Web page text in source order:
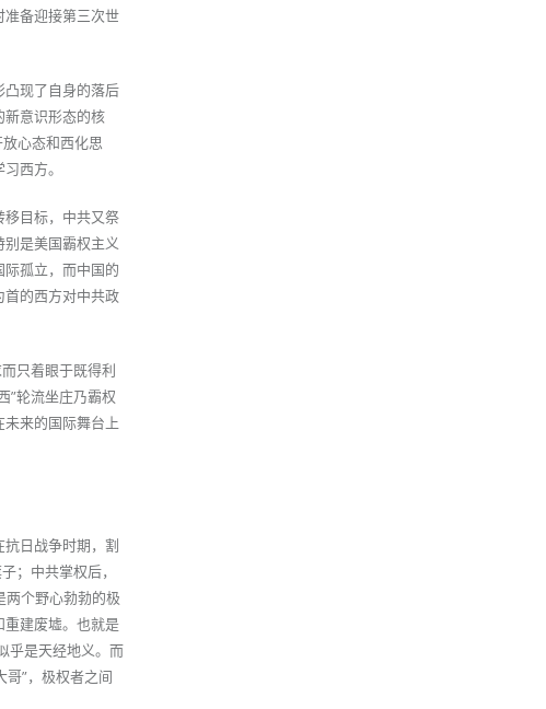
备迎接第三次世
现了自身的落后
新意识形态的核
心态和西化思
西方。
目标，中共又祭
是美国霸权主义
孤立，而中国的
的西方对中共政
只着眼于既得利
”轮流坐庄乃霸权
来的国际舞台上
日战争时期，割
；中共掌权后，
个野心勃勃的极
建废墟。也就是
乎是天经地义。而
”，极权者之间